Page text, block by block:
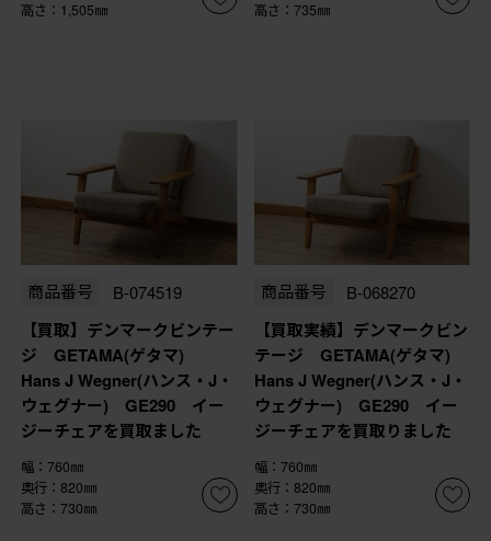
高さ：1,505㎜
高さ：735㎜
商品番号 B-074519
【買取】デンマークビンテー
ジ GETAMA(ゲタマ)
Hans J Wegner(ハンス・J・
ウェグナー) GE290 イー
ジーチェアを買取ました
幅：760㎜
奥行：820㎜
高さ：730㎜
商品番号 B-068270
【買取実績】デンマークビン
テージ GETAMA(ゲタマ)
Hans J Wegner(ハンス・J・
ウェグナー) GE290 イー
ジーチェアを買取りました
幅：760㎜
奥行：820㎜
高さ：730㎜